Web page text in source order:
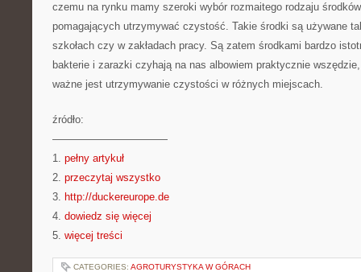
czemu na rynku mamy szeroki wybór rozmaitego rodzaju
pomagających utrzymywać czystość. Takie środki są używane
szkołach czy w zakładach pracy. Są zatem środkami bardzo
bakterie i zarazki czyhają na nas albowiem praktycznie
ważne jest utrzymywanie czystości w różnych miejscach.
źródło:
———————————
1. pełny artykuł
2. przeczytaj wszystko
3. http://duckereurope.de
4. dowiedz się więcej
5. więcej treści
CATEGORIES: AGROTURYSTYKA W GÓRACH